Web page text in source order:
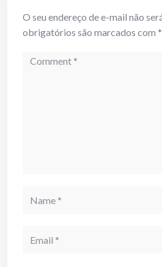
O seu endereço de e-mail não
obrigatórios são marcados com *
Comment